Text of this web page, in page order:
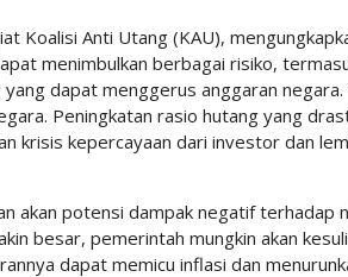
Koalisi Anti Utang (KAU),
menimbulkan berbagai risiko,
dapat menggerus anggaran
Peningkatan rasio hutang yang
krisis kepercayaan dari investor dan
akan potensi dampak negatif terhadap
besar, pemerintah mungkin akan
dapat memicu inflasi dan